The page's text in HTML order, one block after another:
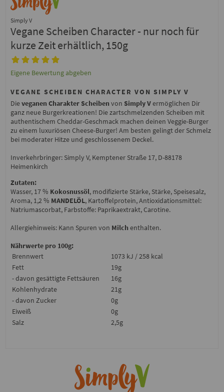
Simply V
Vegane Scheiben Character - nur noch für
kurze Zeit erhältlich, 150g
Eigene Bewertung abgeben
VEGANE SCHEIBEN CHARACTER VON SIMPLY V
Dieveganen Charakter Scheiben von Simply Vermöglichen Dir
ganz neue Burgerkreationen! Die zartschmelzenden Scheiben mit
authentischem Cheddar-Geschmack machen deinen Veggie-Burger
zu einem luxuriösen Cheese-Burger! Am besten gelingt der Schmelz
bei moderater Hitze und geschlossenem Deckel.
Inverkehrbringer: Simply V, Kemptener Straße 17, D-88178
Heimenkirch
Zutaten:
Wasser, 17 % Kokosnussöl, modifizierte Stärke, Stärke, Speisesalz,
Aroma, 1,2 % MANDELÖL, Kartoffelprotein, Antioxidationsmittel:
Natriumascorbat, Farbstoffe: Paprikaextrakt, Carotine.
Allergiehinweis: Kann Spuren von Milch enthalten.
Nährwerte pro 100g:
Brennwert
1073 kJ / 258 kcal
Fett
19g
- davon gesättigte Fettsäuren
16g
Kohlenhydrate
21g
- davon Zucker
0g
Eiweiß
0g
Salz
2,5g